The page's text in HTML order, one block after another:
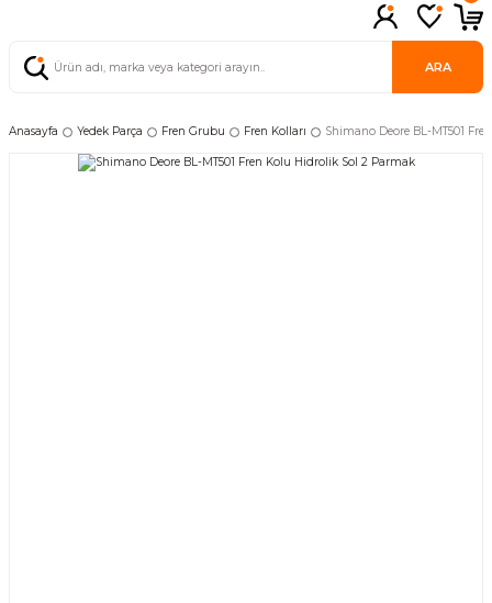
ARA
Anasayfa Yedek Parça Fren Grubu Fren Kolları Shimano Deore BL-MT501